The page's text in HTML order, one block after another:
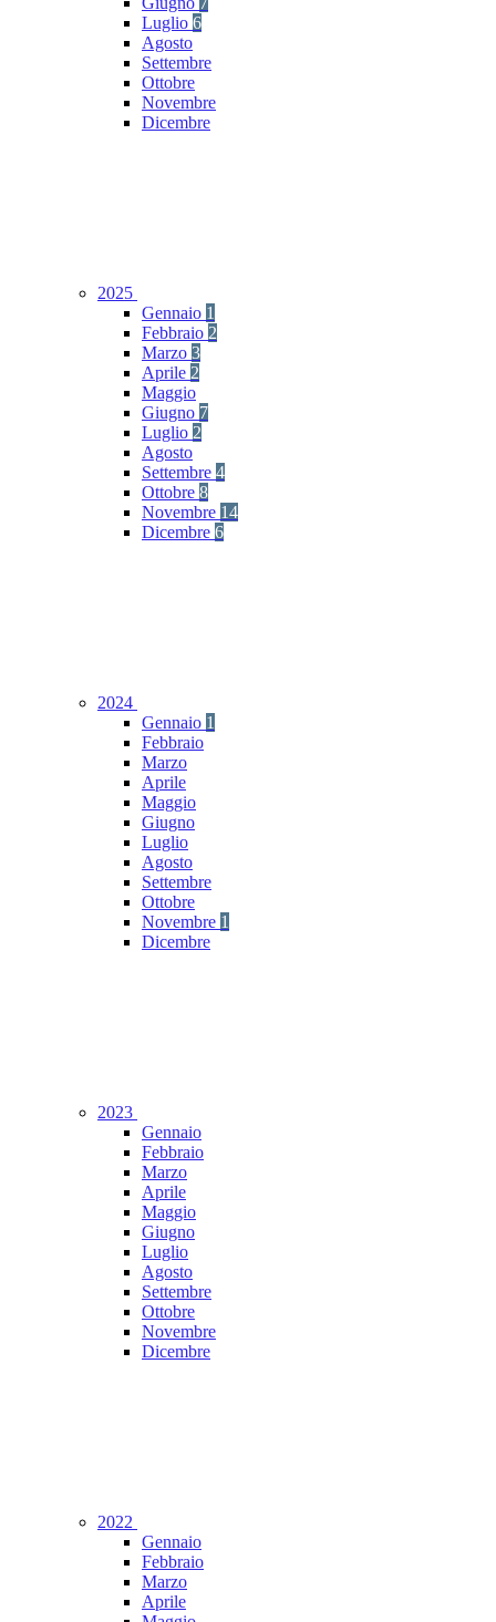
Luglio 6
Agosto
Settembre
Ottobre
Novembre
Dicembre
2025
Gennaio 1
Febbraio 2
Marzo 3
Aprile 2
Maggio
Giugno 7
Luglio 2
Agosto
Settembre 4
Ottobre 8
Novembre 14
Dicembre 6
2024
Gennaio 1
Febbraio
Marzo
Aprile
Maggio
Giugno
Luglio
Agosto
Settembre
Ottobre
Novembre 1
Dicembre
2023
Gennaio
Febbraio
Marzo
Aprile
Maggio
Giugno
Luglio
Agosto
Settembre
Ottobre
Novembre
Dicembre
2022
Gennaio
Febbraio
Marzo
Aprile